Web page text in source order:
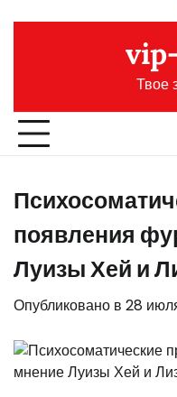
Твое
появления
Луизы Хей и
Опубликовано в 28